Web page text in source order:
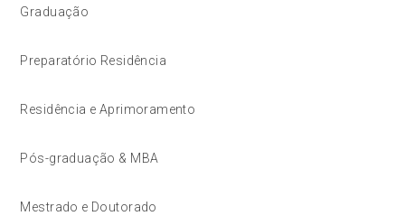
Graduação
Preparatório Residência
Residência e Aprimoramento
Pós-graduação & MBA
Mestrado e Doutorado